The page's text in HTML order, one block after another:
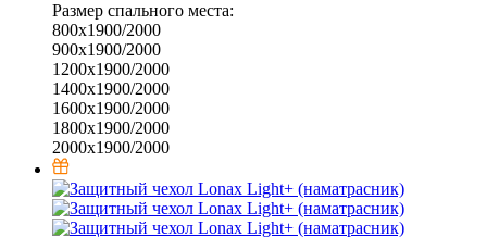
Размер спального места:
800х1900/2000
900х1900/2000
1200х1900/2000
1400х1900/2000
1600х1900/2000
1800х1900/2000
2000х1900/2000